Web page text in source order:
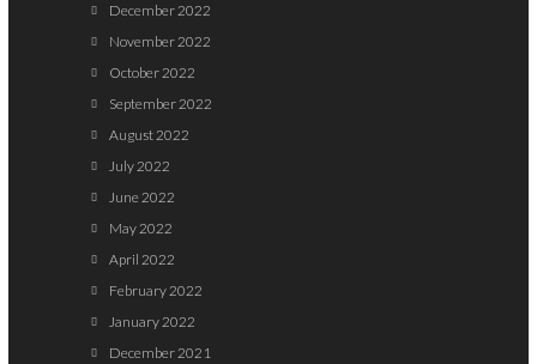
December 2022
November 2022
October 2022
September 2022
August 2022
July 2022
June 2022
May 2022
April 2022
February 2022
January 2022
December 2021